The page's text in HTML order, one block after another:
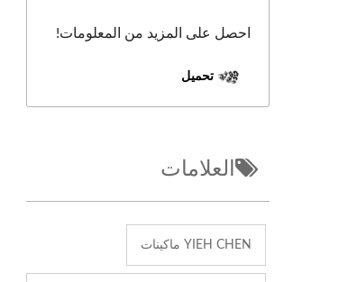
احصل على المزيد من المعلومات!
تحميل
العلامات
YIEH CHEN ماكينات